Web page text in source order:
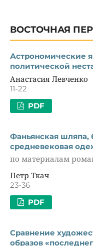
ВОСТОЧНАЯ
Астрономические
политической
Анастасия Левченко
11-22
PDF
Фаньянская шляпа,
средневековая
по материалам
Петр Ткач
23-36
PDF
Сравнение
образов